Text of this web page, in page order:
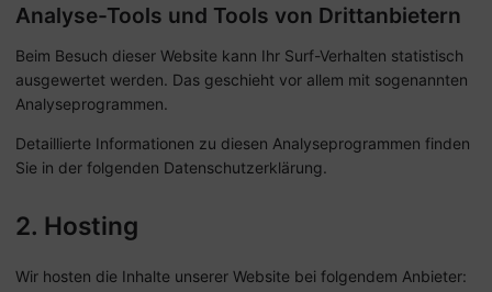
Analyse-Tools und Tools von Dritt­anbietern
Beim Besuch dieser Website kann Ihr Surf-Verhalten statistisch
ausgewertet werden. Das geschieht vor allem mit sogenannten
Analyseprogrammen.
Detaillierte Informationen zu diesen Analyseprogrammen finden
Sie in der folgenden Datenschutzerklärung.
2. Hosting
Wir hosten die Inhalte unserer Website bei folgendem Anbieter: